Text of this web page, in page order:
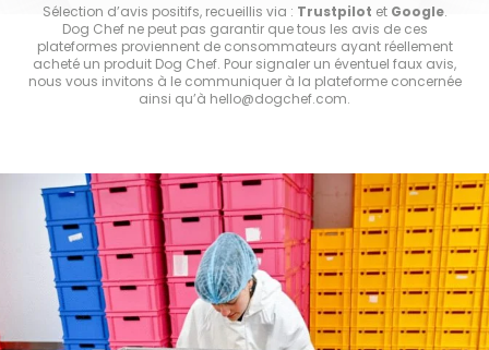
Sélection d’avis positifs, recueillis via : Trustpilot et Google.
Dog Chef ne peut pas garantir que tous les avis de ces
plateformes proviennent de consommateurs ayant réellement
acheté un produit Dog Chef. Pour signaler un éventuel faux avis,
nous vous invitons à le communiquer à la plateforme concernée
ainsi qu’à hello@dogchef.com.